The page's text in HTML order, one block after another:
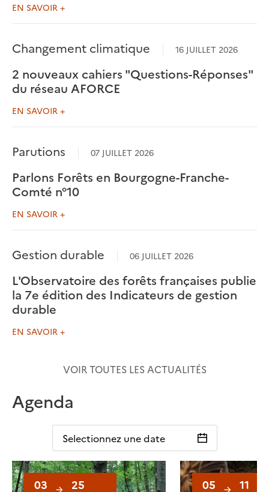
EN SAVOIR +
Changement climatique 16 JUILLET 2026
2 nouveaux cahiers "Questions-Réponses"
du réseau AFORCE
EN SAVOIR +
Parutions 07 JUILLET 2026
Parlons Forêts en Bourgogne-Franche-
Comté n°10
EN SAVOIR +
Gestion durable 06 JUILLET 2026
L'Observatoire des forêts françaises publie
la 7e édition des Indicateurs de gestion
durable
EN SAVOIR +
VOIR TOUTES LES ACTUALITÉS
Agenda
Selectionnez une date
03 25 05 11